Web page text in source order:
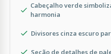
Cabeçalho verde
harmonia
Divisores cinza escuro
Seção de detalhes de